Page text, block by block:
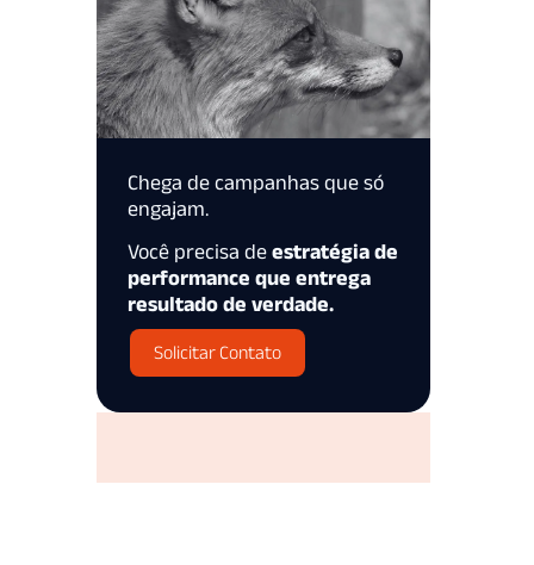
Chega de campanhas que só
engajam.
Você precisa de estratégia de
performance que entrega
resultado de verdade.
Solicitar Contato